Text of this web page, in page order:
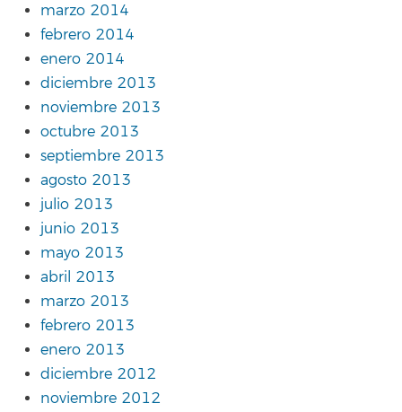
marzo 2014
febrero 2014
enero 2014
diciembre 2013
noviembre 2013
octubre 2013
septiembre 2013
agosto 2013
julio 2013
junio 2013
mayo 2013
abril 2013
marzo 2013
febrero 2013
enero 2013
diciembre 2012
noviembre 2012